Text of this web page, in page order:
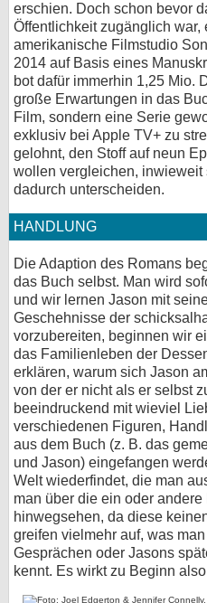
erschien. Doch schon bevor
Öffentlichkeit zugänglich war,
amerikanische Filmstudio
2014 auf Basis eines
bot dafür immerhin 1,25 Mio.
große Erwartungen in das
Film, sondern eine Serie
exklusiv bei Apple TV+ zu
gelohnt, den Stoff auf neun
wollen vergleichen, inwieweit
dadurch unterscheiden.
HANDLUNG
Die Adaption des Romans
das Buch selbst. Man wird
und wir lernen Jason mit
Geschehnisse der
vorzubereiten, beginnen wir
das Familienleben der
erklären, warum sich Jason
von der er nicht als er selbst
beeindruckend mit wieviel
verschiedenen Figuren,
aus dem Buch (z. B. das
und Jason) eingefangen
Welt wiederfindet, die man
man über die ein oder
hinwegsehen, da diese
greifen vielmehr auf, was
Gesprächen oder Jasons
kennt. Es wirkt zu Beginn